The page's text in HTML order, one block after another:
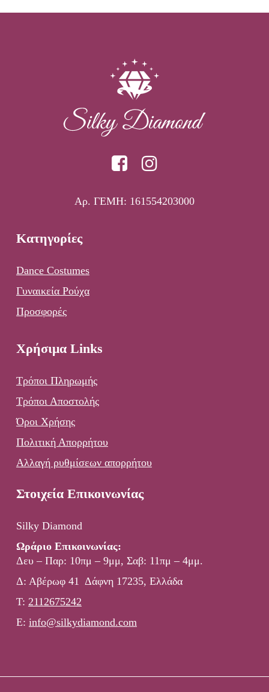
Αρ. ΓΕΜΗ: 161554203000
Κατηγορίες
Dance Costumes
Γυναικεία Ρούχα
Προσφορές
Χρήσιμα Links
Τρόποι Πληρωμής
Τρόποι Αποστολής
Όροι Χρήσης
Πολιτική Απορρήτου
Αλλαγή ρυθμίσεων απορρήτου
Στοιχεία Επικοινωνίας
Silky Diamond
Ωράριο Επικοινωνίας:
Δευ – Παρ: 10πμ – 9μμ, Σαβ: 11πμ – 4μμ.
Δ: Αβέρωφ 41 Δάφνη 17235, Ελλάδα
Τ: 2112675242
E: info@silkydiamond.com